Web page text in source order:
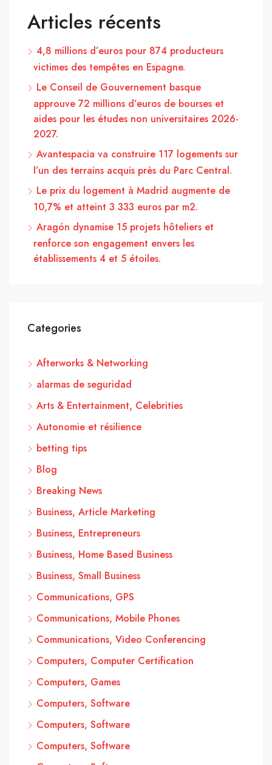
Articles récents
4,8 millions d’euros pour 874 producteurs
victimes des tempêtes en Espagne.
Le Conseil de Gouvernement basque
approuve 72 millions d’euros de bourses et
aides pour les études non universitaires 2026-
2027.
Avantespacia va construire 117 logements sur
l’un des terrains acquis près du Parc Central.
Le prix du logement à Madrid augmente de
10,7% et atteint 3 333 euros par m2.
Aragón dynamise 15 projets hôteliers et
renforce son engagement envers les
établissements 4 et 5 étoiles.
Categories
Afterworks & Networking
alarmas de seguridad
Arts & Entertainment, Celebrities
Autonomie et résilience
betting tips
Blog
Breaking News
Business, Article Marketing
Business, Entrepreneurs
Business, Home Based Business
Business, Small Business
Communications, GPS
Communications, Mobile Phones
Communications, Video Conferencing
Computers, Computer Certification
Computers, Games
Computers, Software
Computers, Software
Computers, Software